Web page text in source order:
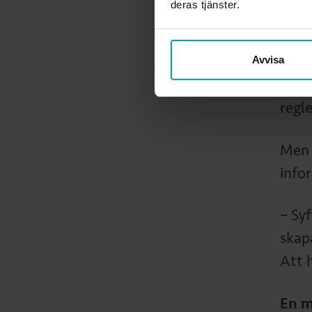
deras tjänster.
Avvisa
–
för
–
Att
En